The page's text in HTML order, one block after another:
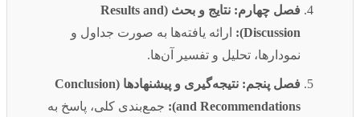
فصل چهارم: نتایج و بحث (Results and
Discussion):
ارائه یافته‌ها به صورت جداول و
نمودارها، تحلیل و تفسیر آن‌ها.
فصل پنجم: نتیجه‌گیری و پیشنهادها (Conclusion
and Recommendations):
جمع‌بندی کلی، پاسخ به